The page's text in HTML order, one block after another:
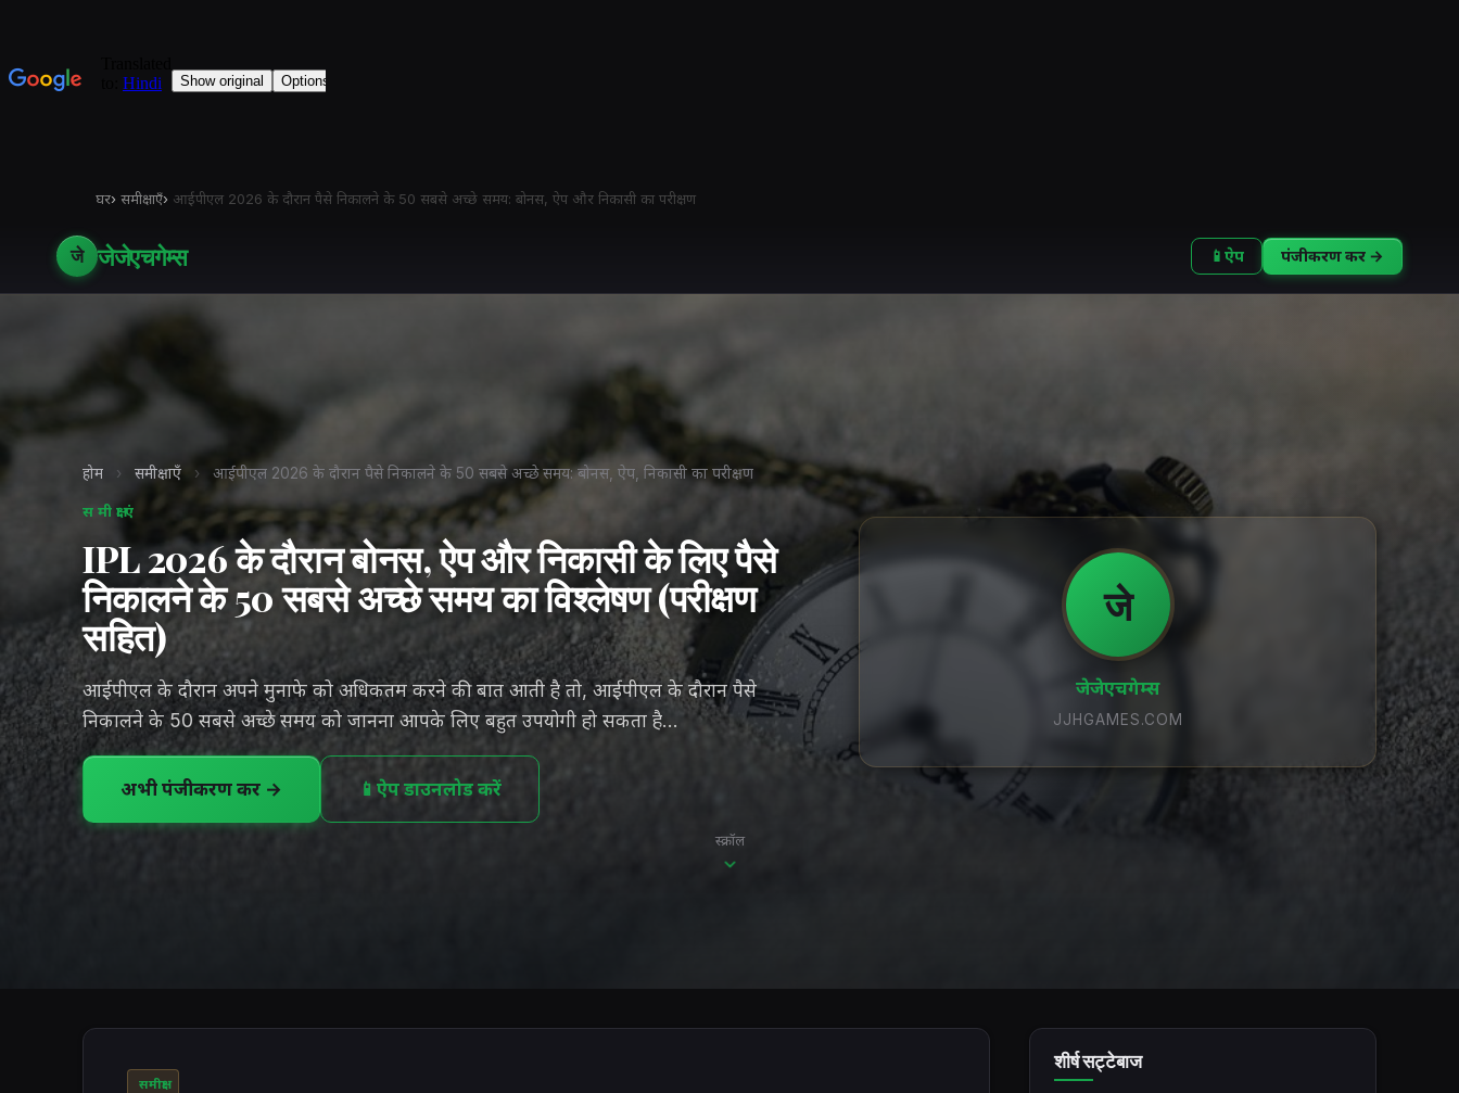
घर› समीक्षाएँ› आईपीएल 2026 के दौरान पैसे निकालने के 50 सबसे अच्छे समय: बोनस, ऐप और निकासी का परीक्षण
जे जेजेएचगेम्स 📱 ऐप पंजीकरण करें →
होम › समीक्षाएँ › आईपीएल 2026 के दौरान पैसे निकालने के 50 सबसे अच्छे समय: बोनस, ऐप, निकासी का परीक्षण
समीक्षाएं
IPL 2026 के दौरान बोनस, ऐप और निकासी के लिए पैसे
निकालने के 50 सबसे अच्छे समय का विश्लेषण (परीक्षण
सहित)
आईपीएल के दौरान अपने मुनाफे को अधिकतम करने की बात आती है तो, आईपीएल के दौरान पैसे
निकालने के 50 सबसे अच्छे समय को जानना आपके लिए बहुत उपयोगी हो सकता है…
अभी पंजीकरण करें → 📱 ऐप डाउनलोड करें
जे
जेजेएचगेम्स
JJHGAMES.COM
स्क्रॉल
समीक्षा
शीर्ष सट्टेबाज